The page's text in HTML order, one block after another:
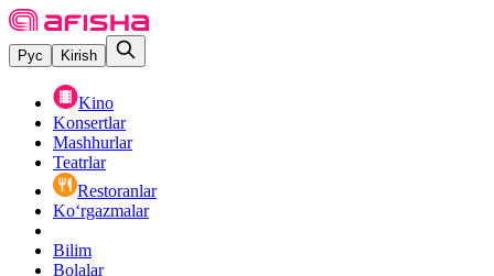
Рус Kirish
Kino
Konsertlar
Mashhurlar
Teatrlar
Restoranlar
Ko‘rgazmalar
Bilim
Bolalar